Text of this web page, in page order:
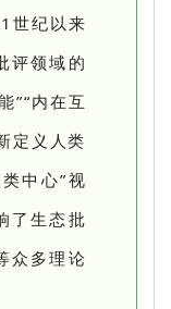
世纪以来
评领域的
”“内在互
定义人类
中心”视
了生态批
众多理论